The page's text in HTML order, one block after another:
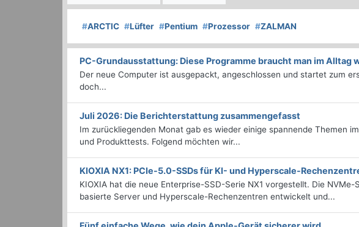
#ARCTIC #Lüfter #Pentium #Prozessor #ZALMAN
PC-Grundausstattung: Diese Programme braucht man im Alltag
Der neue Computer ist ausgepackt, angeschlossen und startet zum
doch...
Juli 2026: Die Bericht­erstattung zusammengefasst
Im zurückliegenden Monat gab es wieder einige spannende Themen
und Produkttests. Folgend möchten wir...
KIOXIA NX1: PCIe-5.0-SSDs für KI- und Hyperscale-
KIOXIA hat die neue Enterprise-SSD-Serie NX1 vorgestellt. Die
basierte Server und Hyperscale-Rechenzentren entwickelt und...